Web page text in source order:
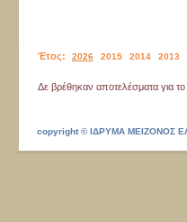
Έτος: 2026 2015 2014 2013
Δε βρέθηκαν αποτελέσματα για το
copyright © ΙΔΡΥΜΑ ΜΕΙΖΟΝΟΣ